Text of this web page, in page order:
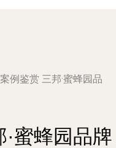
例鉴赏 三邦·蜜蜂园品
蜜蜂园品牌